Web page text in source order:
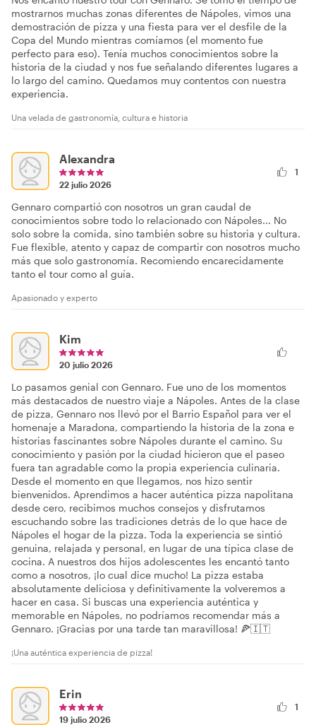
mostrarnos muchas zonas diferentes de Nápoles, vimos una
demostración de pizza y una fiesta para ver el desfile de la
Copa del Mundo mientras comíamos (el momento fue
perfecto para eso). Tenía muchos conocimientos sobre la
historia de la ciudad y nos fue señalando diferentes lugares a
lo largo del camino. Quedamos muy contentos con nuestra
experiencia.
Una velada de gastronomía, cultura e historia
Alexandra
22 julio 2026
1
Gennaro compartió con nosotros un gran caudal de
conocimientos sobre todo lo relacionado con Nápoles... No
solo sobre la comida, sino también sobre su historia y cultura.
Fue flexible, atento y capaz de compartir con nosotros mucho
más que solo gastronomía. Recomiendo encarecidamente
tanto el tour como al guía.
Apasionado y experto
Kim
20 julio 2026
Lo pasamos genial con Gennaro. Fue uno de los momentos
más destacados de nuestro viaje a Nápoles. Antes de la clase
de pizza, Gennaro nos llevó por el Barrio Español para ver el
homenaje a Maradona, compartiendo la historia de la zona e
historias fascinantes sobre Nápoles durante el camino. Su
conocimiento y pasión por la ciudad hicieron que el paseo
fuera tan agradable como la propia experiencia culinaria.
Desde el momento en que llegamos, nos hizo sentir
bienvenidos. Aprendimos a hacer auténtica pizza napolitana
desde cero, recibimos muchos consejos y disfrutamos
escuchando sobre las tradiciones detrás de lo que hace de
Nápoles el hogar de la pizza. Toda la experiencia se sintió
genuina, relajada y personal, en lugar de una típica clase de
cocina. A nuestros dos hijos adolescentes les encantó tanto
como a nosotros, ¡lo cual dice mucho! La pizza estaba
absolutamente deliciosa y definitivamente la volveremos a
hacer en casa. Si buscas una experiencia auténtica y
memorable en Nápoles, no podríamos recomendar más a
Gennaro. ¡Gracias por una tarde tan maravillosa! 🍕🇮🇹
¡Una auténtica experiencia de pizza!
Erin
19 julio 2026
1